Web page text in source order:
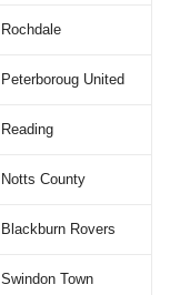
Rochdale
Peterboroug United
Reading
Notts County
Blackburn Rovers
Swindon Town